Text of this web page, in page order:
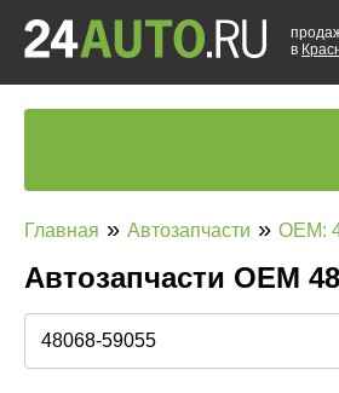
в
Главная » Автозапчасти » OEM:
Автозапчасти ОЕМ